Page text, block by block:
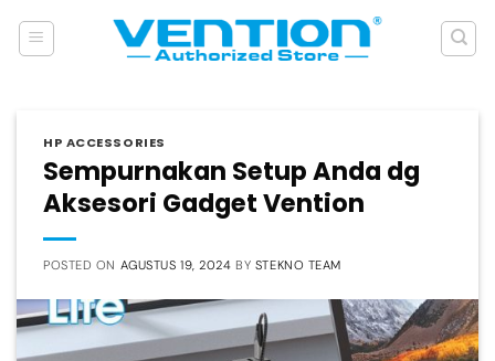
HP ACCESSORIES
Sempurnakan Setup Anda dg
Aksesori Gadget Vention
POSTED ON AGUSTUS 19, 2024 BY STEKNO TEAM